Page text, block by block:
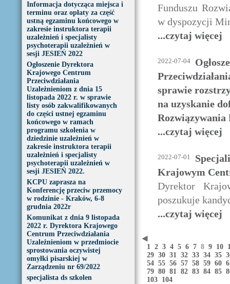
Informacja dotycząca miejsca i
terminu oraz opłaty za część
ustną egzaminu końcowego w
zakresie instruktora terapii
uzależnień i specjalisty
psychoterapii uzależnień w
sesji JESIEŃ 2022
Ogłoszenie Dyrektora
Krajowego Centrum
Przeciwdziałania
Uzależnieniom z dnia 15
listopada 2022 r. w sprawie
listy osób zakwalifikowanych
do części ustnej egzaminu
końcowego w ramach
programu szkolenia w
dziedzinie uzależnień w
zakresie instruktora terapii
uzależnień i specjalisty
psychoterapii uzależnień w
sesji JESIEŃ 2022.
KCPU zaprasza na
Konferencję przeciw przemocy
w rodzinie - Kraków, 6-8
grudnia 2022r
Komunikat z dnia 9 listopada
2022 r. Dyrektora Krajowego
Centrum Przeciwdziałania
Uzależnieniom w przedmiocie
sprostowania oczywistej
omyłki pisarskiej w
Zarządzeniu nr 69/2022
specjalista ds szkolen
Funduszu
w dyspozycji
...czytaj więcej
2022-07-04
sprawie
na uzyskanie
Rozwiązywania
...czytaj więcej
2022-07-01
Krajowym
Dyrektor
poszukuje
...czytaj więcej
1 2 3 4 5 6 7 8 9 10
29 30 31 32 33 34 35
54 55 56 57 58 59 60
79 80 81 82 83 84 85
103 104